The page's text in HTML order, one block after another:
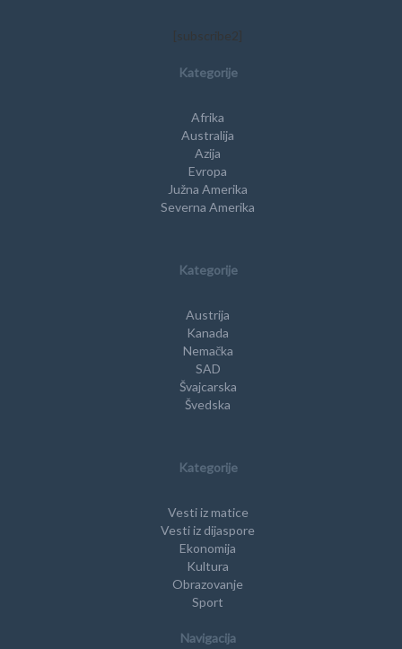
[subscribe2]
Kategorije
Afrika
Australija
Azija
Evropa
Južna Amerika
Severna Amerika
Kategorije
Austrija
Kanada
Nemačka
SAD
Švajcarska
Švedska
Kategorije
Vesti iz matice
Vesti iz dijaspore
Ekonomija
Kultura
Obrazovanje
Sport
Navigacija